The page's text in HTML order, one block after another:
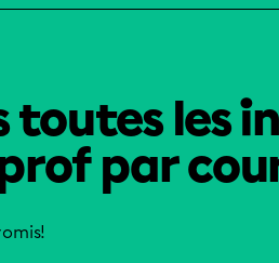
toutes les
par